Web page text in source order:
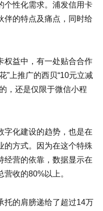
个性化需求。浦发信用卡
伴的特点及痛点，同时给
权益中，有一处贴合合作
”上推广的西贝“10元立减
，还是仅限于微信小程
字化建设的趋势，也是在
的方式。因为在这个特殊
经营的依靠，数据显示在
收的80%以上。
托的肩膀递给了超过14万